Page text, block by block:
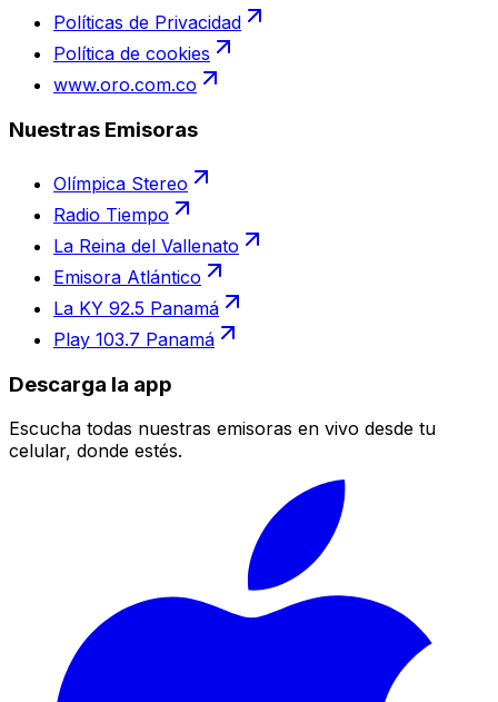
Políticas de Privacidad
Política de cookies
www.oro.com.co
Nuestras Emisoras
Olímpica Stereo
Radio Tiempo
La Reina del Vallenato
Emisora Atlántico
La KY 92.5 Panamá
Play 103.7 Panamá
Descarga la app
Escucha todas nuestras emisoras en vivo desde tu
celular, donde estés.